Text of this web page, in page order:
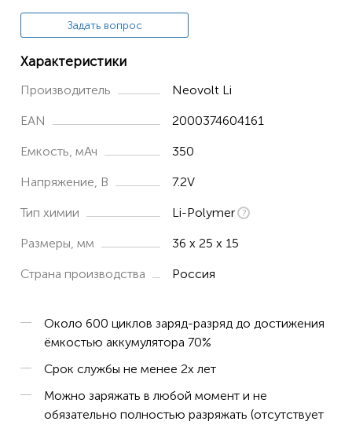
Задать вопрос
Характеристики
Производитель Neovolt Li
EAN 2000374604161
Емкость, мАч 350
Напряжение, В 7.2V
Тип химии Li-Polymer
Размеры, мм 36 x 25 x 15
Страна производства Россия
Около 600 циклов заряд-разряд до достижения
ёмкостью аккумулятора 70%
Срок службы не менее 2х лет
Можно заряжать в любой момент и не
обязательно полностью разряжать (отсутствует